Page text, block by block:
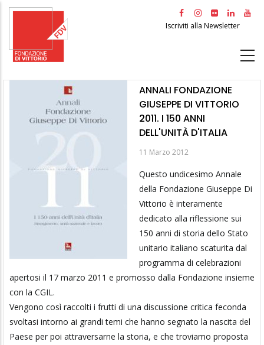
Salta
principale
Iscriviti alla Newsletter
ANNALI FONDAZIONE
GIUSEPPE DI VITTORIO
2011. I 150 ANNI
DELL'UNITÀ D'ITALIA
11 Marzo 2012
Questo undicesimo Annale
della Fondazione Giuseppe Di
Vittorio è interamente
dedicato alla riflessione sui
150 anni di storia dello Stato
unitario italiano scaturita dal
programma di celebrazioni
apertosi il 17 marzo 2011 e promosso dalla Fondazione insieme
con la CGIL.
Vengono così raccolti i frutti di una discussione critica feconda
svoltasi intorno ai grandi temi che hanno segnato la nascita del
Paese per poi attraversarne la storia, e che troviamo proposta